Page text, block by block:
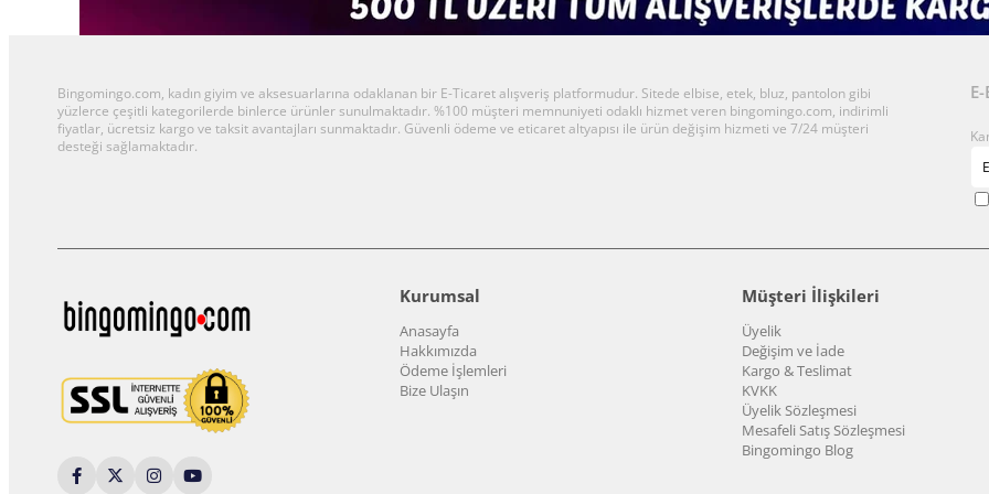
Bingomingo.com, kadın giyim ve aksesuarlarına odaklanan bir E-Ticaret alışveriş platformudur. Sitede elbise, etek, bluz, pantolon gibi
yüzlerce çeşitli kategorilerde binlerce ürünler sunulmaktadır. %100 müşteri memnuniyeti odaklı hizmet veren bingomingo.com, indirimli
fiyatlar, ücretsiz kargo ve taksit avantajları sunmaktadır. Güvenli ödeme ve eticaret altyapısı ile ürün değişim hizmeti ve 7/24 müşteri
desteği sağlamaktadır.
Kurumsal
Anasayfa
Hakkımızda
Ödeme İşlemleri
Bize Ulaşın
Müşteri İlişkileri
Üyelik
Değişim ve İade
Kargo & Teslimat
KVKK
Üyelik Sözleşmesi
Mesafeli Satış Sözleşmesi
Bingomingo Blog